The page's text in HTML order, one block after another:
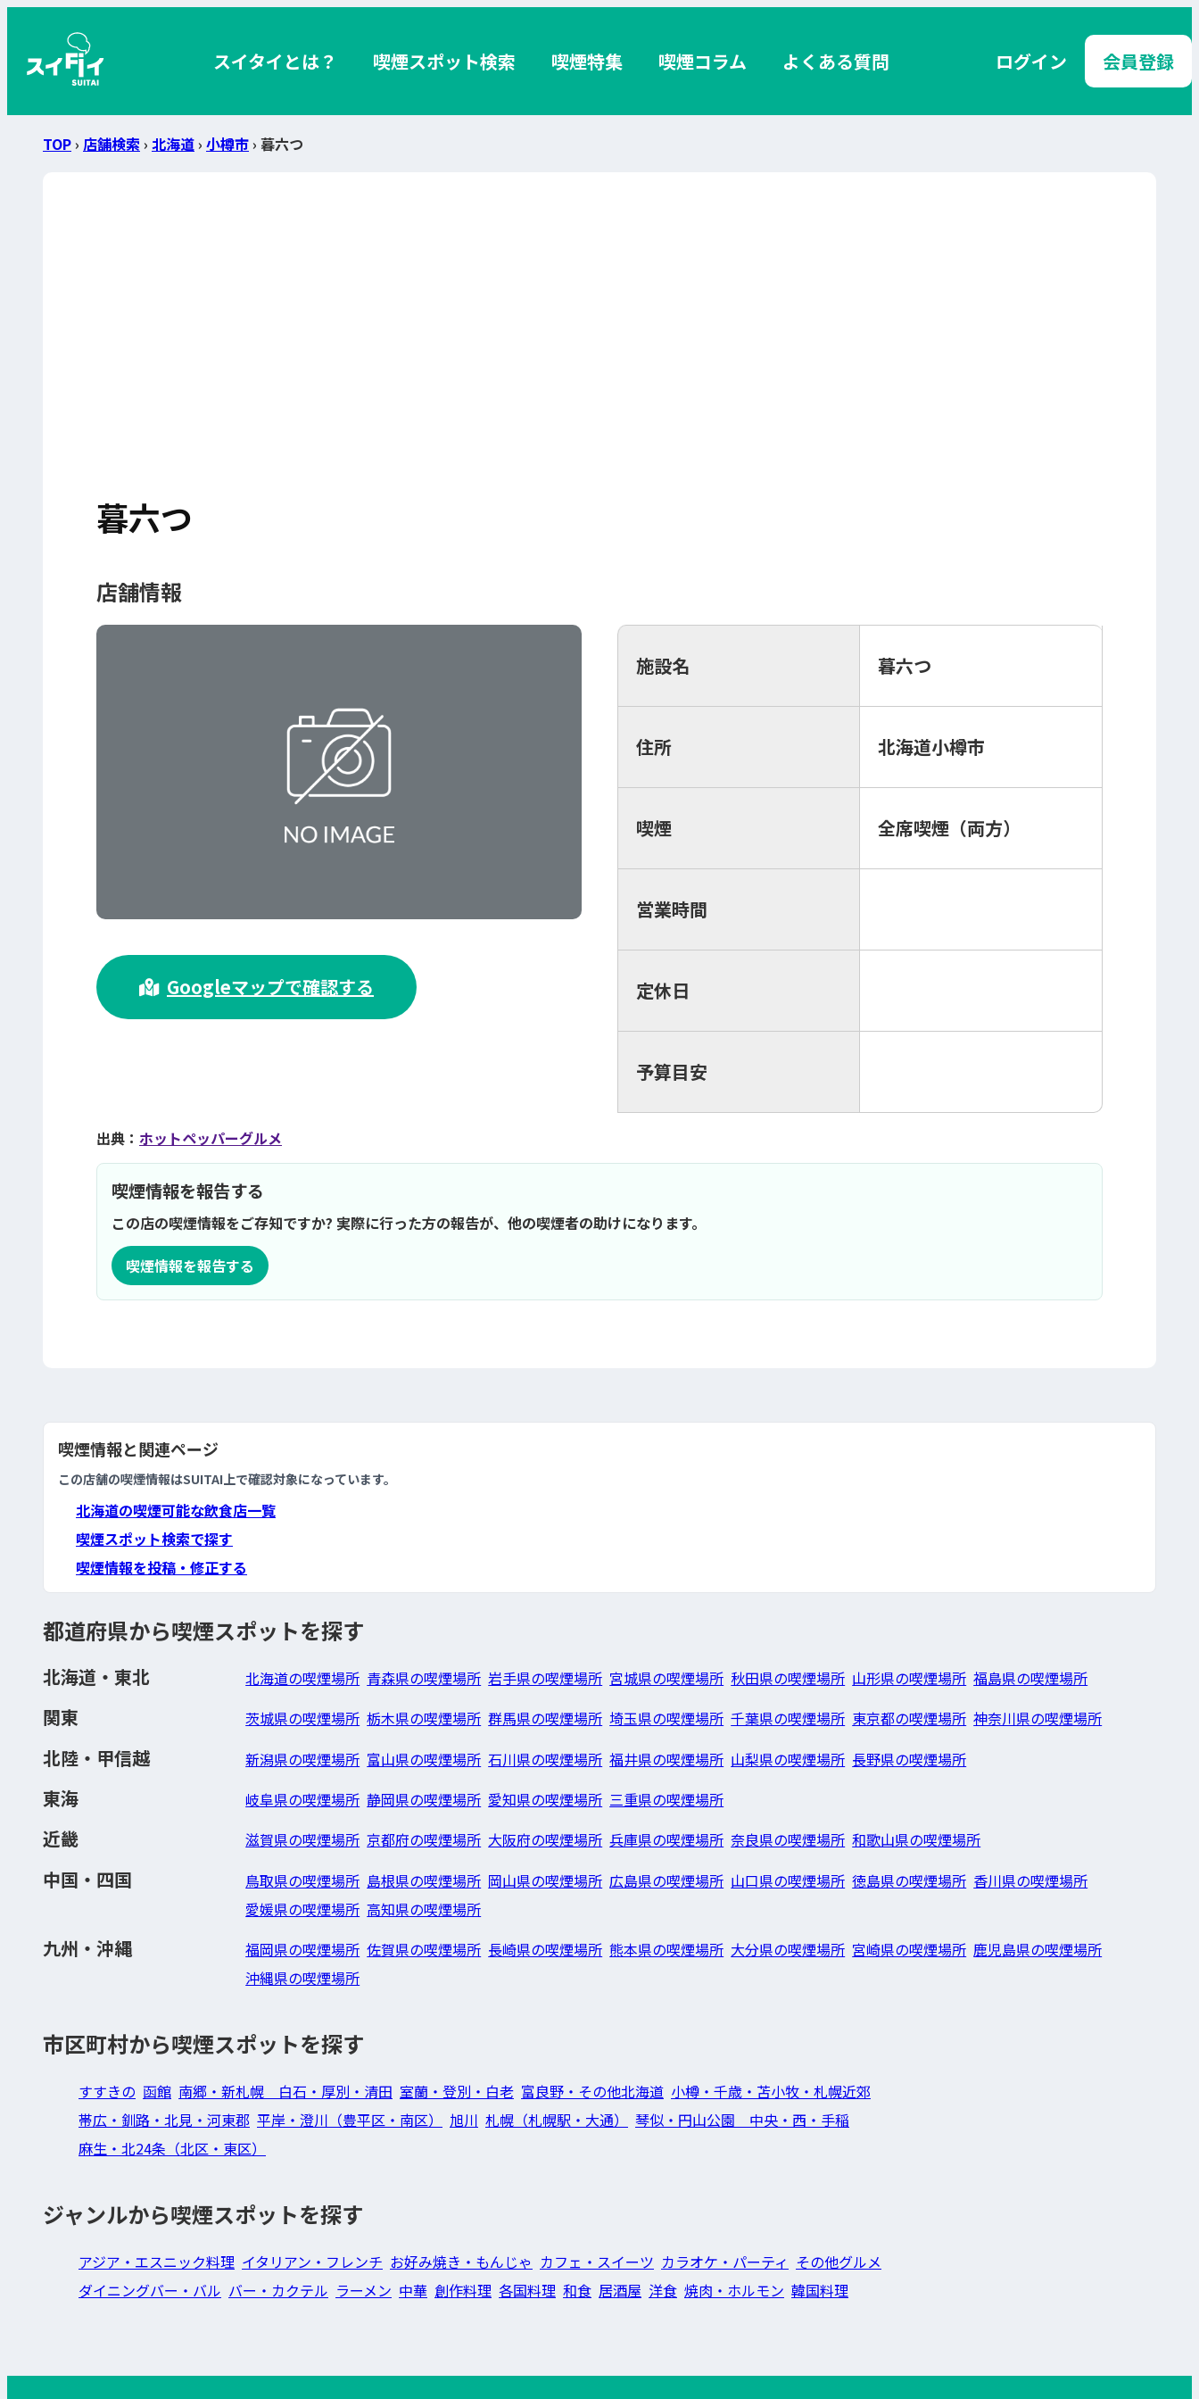
スイタイとは？ 喫煙スポット検索 喫煙特集 喫煙コラム よくある質問 ログイン 会員登録
TOP› 店舗検索 › 北海道› 小樽市› 暮六つ
暮六つ
店舗情報
>
Googleマップで確認する
施設名 暮六つ
住所 北海道小樽市
喫煙 全席喫煙（両方）
営業時間
定休日
予算目安
出典： ホットペッパーグルメ
喫煙情報を報告する
この店の喫煙情報をご存知ですか? 実際に行った方の報告が、他の喫煙者の助けになります。
喫煙情報を報告する
喫煙情報と関連ページ
この店舗の喫煙情報はSUITAI上で確認対象になっています。
北海道の喫煙可能な飲食店一覧
喫煙スポット検索で探す
喫煙情報を投稿・修正する
都道府県から喫煙スポットを探す
北海道・東北 北海道の喫煙場所 青森県の喫煙場所 岩手県の喫煙場所 宮城県の喫煙場所 秋田県の喫煙場所 山形県の喫煙場所 福島県の喫煙場所
関東 茨城県の喫煙場所 栃木県の喫煙場所 群馬県の喫煙場所 埼玉県の喫煙場所 千葉県の喫煙場所 東京都の喫煙場所 神奈川県の喫煙場所
北陸・甲信越 新潟県の喫煙場所 富山県の喫煙場所 石川県の喫煙場所 福井県の喫煙場所 山梨県の喫煙場所 長野県の喫煙場所
東海 岐阜県の喫煙場所 静岡県の喫煙場所 愛知県の喫煙場所 三重県の喫煙場所
近畿 滋賀県の喫煙場所 京都府の喫煙場所 大阪府の喫煙場所 兵庫県の喫煙場所 奈良県の喫煙場所 和歌山県の喫煙場所
中国・四国 鳥取県の喫煙場所 島根県の喫煙場所 岡山県の喫煙場所 広島県の喫煙場所 山口県の喫煙場所 徳島県の喫煙場所 香川県の喫煙場所
愛媛県の喫煙場所 高知県の喫煙場所
九州・沖縄 福岡県の喫煙場所 佐賀県の喫煙場所 長崎県の喫煙場所 熊本県の喫煙場所 大分県の喫煙場所 宮崎県の喫煙場所 鹿児島県の喫煙場所
沖縄県の喫煙場所
市区町村から喫煙スポットを探す
すすきの 函館 南郷・新札幌 白石・厚別・清田 室蘭・登別・白老 富良野・その他北海道 小樽・千歳・苫小牧・札幌近郊
帯広・釧路・北見・河東郡 平岸・澄川（豊平区・南区） 旭川 札幌（札幌駅・大通）
琴似・円山公園 中央・西・手稲
麻生・北24条（北区・東区）
ジャンルから喫煙スポットを探す
アジア・エスニック料理 イタリアン・フレンチ お好み焼き・もんじゃ カフェ・スイーツ カラオケ・パーティ その他グルメ
ダイニングバー・バル バー・カクテル ラーメン 中華 創作料理 各国料理 和食 居酒屋 洋食 焼肉・ホルモン 韓国料理